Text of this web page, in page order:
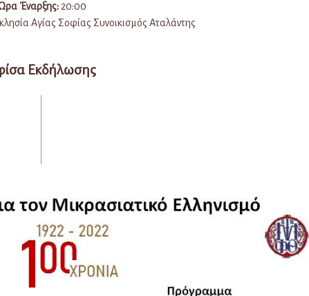
Έναρξης:20:00
Αγίας Σοφίας Συνοικισμός Αταλάντης
Εκδήλωσης